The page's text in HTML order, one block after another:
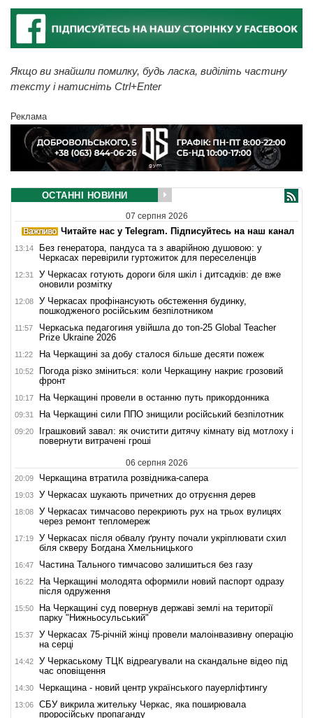
Якщо ви знайшли помилку, будь ласка, виділіть частину
тексту і натисніть Ctrl+Enter
Реклама
ОСТАННІ НОВИНИ
07 серпня 2026
Читайте нас у Telegram. Підписуйтесь на наш канал
13:14
Без генератора, пандуса та з аварійною душовою: у
Черкасах перевірили гуртожиток для переселенців
12:31
У Черкасах готують дороги біля шкіл і дитсадків: де вже
оновили розмітку
12:08
У Черкасах профінансують обстеження будинку,
пошкодженого російським безпілотником
11:57
Черкаська педагогиня увійшла до топ-25 Global Teacher
Prize Ukraine 2026
11:22 На Черкащині за добу сталося більше десяти пожеж
10:52
Погода різко зміниться: коли Черкащину накриє грозовий
фронт
10:17 На Черкащині провели в останню путь прикордонника
09:31 На Черкащині сили ППО знищили російський безпілотник
09:20
Іграшковий завал: як очистити дитячу кімнату від мотлоху і
повернути витрачені гроші
06 серпня 2026
20:09 Черкащина втратила розвідника-сапера
19:03 У Черкасах шукають причетних до отруєння дерев
18:08
У Черкасах тимчасово перекриють рух на трьох вулицях
через ремонт тепломереж
17:19
У Черкасах після обвалу ґрунту почали укріплювати схил
біля скверу Богдана Хмельницького
16:47 Частина Тального тимчасово залишиться без газу
16:22
На Черкащині молодята оформили новий паспорт одразу
після одруження
15:50
На Черкащині суд повернув державі землі на території
парку "Нижньосульський"
15:37
У Черкасах 75-річній жінці провели малоінвазивну операцію
на серці
14:42
У Черкаському ТЦК відреагували на скандальне відео під
час оповіщення
14:30 Черкащина - новий центр українського пауерліфтингу
13:06
СБУ викрила жительку Черкас, яка поширювала
проросійську пропаганду